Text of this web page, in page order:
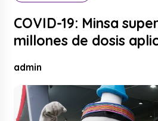
COVID-19: Minsa
millones de dosis
admin